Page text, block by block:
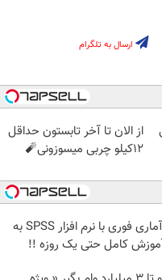
ارسال به تلگرام
از الان تا آخر تابستون حداقل
12کیلو چربی میسوزونی🧨
تحلیل آماری فوری با نرم افزار SPSS به
کامل حتی یک روزه !!